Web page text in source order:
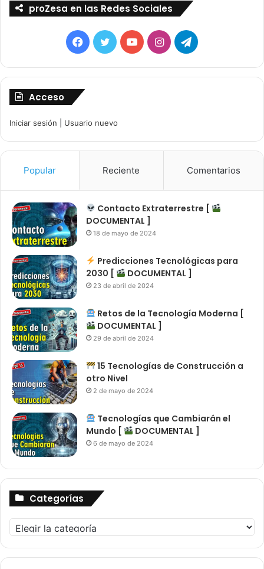
proZesa en las Redes Sociales
Facebook
TwitterYouTubeInstagramTelegram
Acceso
Iniciar sesión Usuario nuevo
Popular Reciente Comentarios
Contacto Extraterrestre [
DOCUMENTAL ]
18 de mayo de 2024
Predicciones Tecnológicas para
2030 [
DOCUMENTAL ]
23 de abril de 2024
Retos de la Tecnología Moderna [
DOCUMENTAL ]
29 de abril de 2024
15 Tecnologías de Construcción a
otro Nivel
2 de mayo de 2024
Tecnologías que Cambiarán el
Mundo [
DOCUMENTAL ]
6 de mayo de 2024
Categorías
Categorías